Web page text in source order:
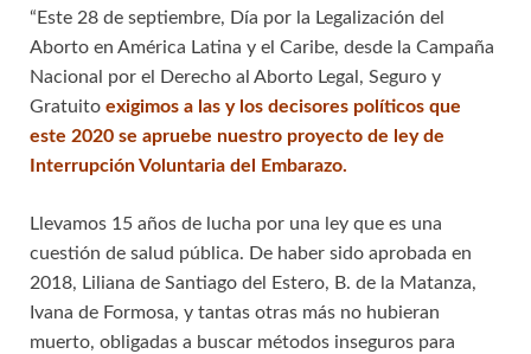
“Este 28 de septiembre, Día por la Legalización del
Aborto en América Latina y el Caribe, desde la Campaña
Nacional por el Derecho al Aborto Legal, Seguro y
Gratuito exigimos a las y los decisores políticos que
este 2020 se apruebe nuestro proyecto de ley de
Interrupción Voluntaria del Embarazo.
Llevamos 15 años de lucha por una ley que es una
cuestión de salud pública. De haber sido aprobada en
2018, Liliana de Santiago del Estero, B. de la Matanza,
Ivana de Formosa, y tantas otras más no hubieran
muerto, obligadas a buscar métodos inseguros para